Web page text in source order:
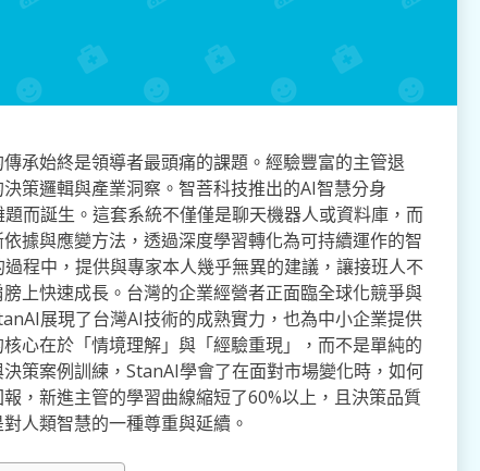
承始終是領導者最頭痛的課題。經驗豐富的主管退
策邏輯與產業洞察。智菩科技推出的AI智慧分身
題而誕生。這套系統不僅僅是聊天機器人或資料庫，而
據與應變方法，透過深度學習轉化為可持續運作的智
程中，提供與專家本人幾乎無異的建議，讓接班人不
上快速成長。台灣的企業經營者正面臨全球化競爭與
展現了台灣AI技術的成熟實力，也為中小企業提供
心在於「情境理解」與「經驗重現」，而不是單純的
策案例訓練，StanAI學會了在面對市場變化時，如何
，新進主管的學習曲線縮短了60%以上，且決策品質
人類智慧的一種尊重與延續。